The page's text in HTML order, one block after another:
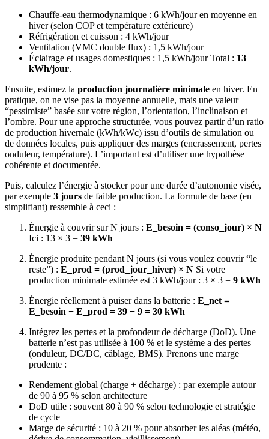
Chauffe-eau thermodynamique : 6 kWh/jour en moyenne en
hiver (selon COP et température extérieure)
Réfrigération et cuisson : 4 kWh/jour
Ventilation (VMC double flux) : 1,5 kWh/jour
Éclairage et usages domestiques : 1,5 kWh/jour Total : 13
kWh/jour.
Ensuite, estimez la production journalière minimale en hiver. En
pratique, on ne vise pas la moyenne annuelle, mais une valeur
“pessimiste” basée sur votre région, l’orientation, l’inclinaison et
l’ombre. Pour une approche structurée, vous pouvez partir d’un ratio
de production hivernale (kWh/kWc) issu d’outils de simulation ou
de données locales, puis appliquer des marges (encrassement, pertes
onduleur, température). L’important est d’utiliser une hypothèse
cohérente et documentée.
Puis, calculez l’énergie à stocker pour une durée d’autonomie visée,
par exemple 3 jours de faible production. La formule de base (en
simplifiant) ressemble à ceci :
Énergie à couvrir sur N jours : E_besoin = (conso_jour) × N
Ici : 13 × 3 = 39 kWh
Énergie produite pendant N jours (si vous voulez couvrir “le
reste”) : E_prod = (prod_jour_hiver) × N Si votre
production minimale estimée est 3 kWh/jour : 3 × 3 = 9 kWh
Énergie réellement à puiser dans la batterie : E_net =
E_besoin − E_prod = 39 − 9 = 30 kWh
Intégrez les pertes et la profondeur de décharge (DoD). Une
batterie n’est pas utilisée à 100 % et le système a des pertes
(onduleur, DC/DC, câblage, BMS). Prenons une marge
prudente :
Rendement global (charge + décharge) : par exemple autour
de 90 à 95 % selon architecture
DoD utile : souvent 80 à 90 % selon technologie et stratégie
de cycle
Marge de sécurité : 10 à 20 % pour absorber les aléas (météo,